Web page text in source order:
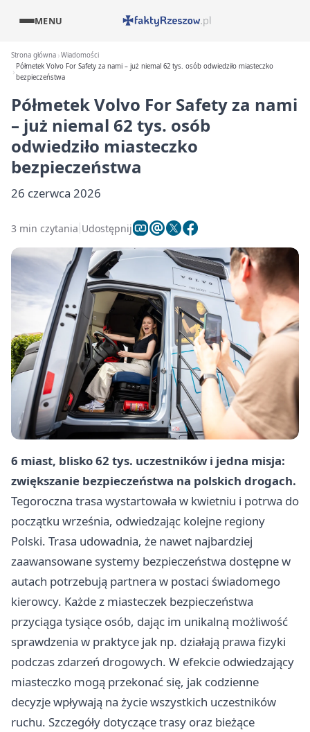
MENU
Strona główna Wiadomości
Półmetek Volvo For Safety za nami – już niemal 62 tys. osób odwiedziło miasteczko
bezpieczeństwa
Półmetek Volvo For Safety za nami
– już niemal 62 tys. osób
odwiedziło miasteczko
bezpieczeństwa
26 czerwca 2026
3 min czytania Udostępnij
6 miast, blisko 62 tys. uczestników i jedna misja:
zwiększanie bezpieczeństwa na polskich drogach.
Tegoroczna trasa wystartowała w kwietniu i potrwa do
początku września, odwiedzając kolejne regiony
Polski. Trasa udowadnia, że nawet najbardziej
zaawansowane systemy bezpieczeństwa dostępne w
autach potrzebują partnera w postaci świadomego
kierowcy. Każde z miasteczek bezpieczeństwa
przyciąga tysiące osób, dając im unikalną możliwość
sprawdzenia w praktyce jak np. działają prawa fizyki
podczas zdarzeń drogowych. W efekcie odwiedzający
miasteczko mogą przekonać się, jak codzienne
decyzje wpływają na życie wszystkich uczestników
ruchu. Szczegóły dotyczące trasy oraz bieżące